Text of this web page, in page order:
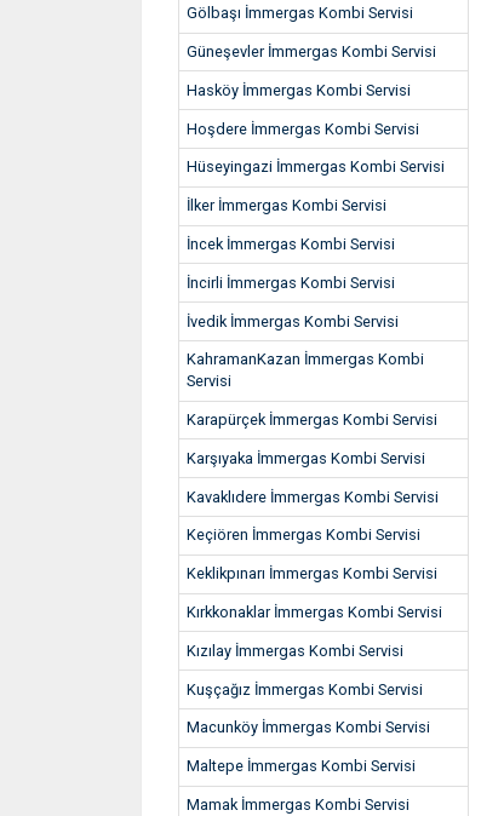
Gölbaşı İmmergas Kombi Servisi
Güneşevler İmmergas Kombi Servisi
Hasköy İmmergas Kombi Servisi
Hoşdere İmmergas Kombi Servisi
Hüseyingazi İmmergas Kombi Servisi
İlker İmmergas Kombi Servisi
İncek İmmergas Kombi Servisi
İncirli İmmergas Kombi Servisi
İvedik İmmergas Kombi Servisi
KahramanKazan İmmergas Kombi
Servisi
Karapürçek İmmergas Kombi Servisi
Karşıyaka İmmergas Kombi Servisi
Kavaklıdere İmmergas Kombi Servisi
Keçiören İmmergas Kombi Servisi
Keklikpınarı İmmergas Kombi Servisi
Kırkkonaklar İmmergas Kombi Servisi
Kızılay İmmergas Kombi Servisi
Kuşçağız İmmergas Kombi Servisi
Macunköy İmmergas Kombi Servisi
Maltepe İmmergas Kombi Servisi
Mamak İmmergas Kombi Servisi